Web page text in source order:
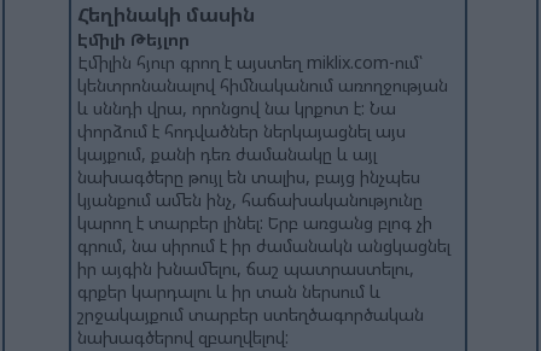
Հեղինակի մասին
Էմիլի Թեյլոր
Էմիլին հյուր գրող է այստեղ miklix.com-ում՝
կենտրոնանալով հիմնականում առողջության
և սննդի վրա, որոնցով նա կրքոտ է: Նա
փորձում է հոդվածներ ներկայացնել այս
կայքում, քանի դեռ ժամանակը և այլ
նախագծերը թույլ են տալիս, բայց ինչպես
կյանքում ամեն ինչ, հաճախականությունը
կարող է տարբեր լինել: Երբ առցանց բլոգ չի
գրում, նա սիրում է իր ժամանակն անցկացնել
իր այգին խնամելու, ճաշ պատրաստելու,
գրքեր կարդալու և իր տան ներսում և
շրջակայքում տարբեր ստեղծագործական
նախագծերով զբաղվելով: